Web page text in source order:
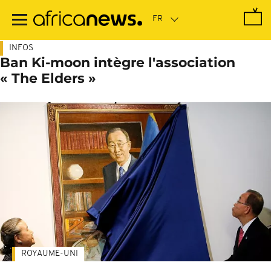
contenu
INFOS
Ban Ki-moon intègre l'association
« The Elders »
ROYAUME-UNI